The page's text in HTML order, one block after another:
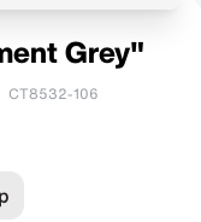
Grey"
CT8532-106